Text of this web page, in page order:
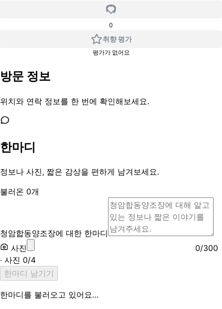
0
취향 평가
평가가 없어요
방문 정보
위치와 연락 정보를 한 번에 확인해보세요.
한마디
정보나 사진, 짧은 감상을 편하게 남겨보세요.
불러온 0개
청암합동양조장에 대한 한마디
사진
0/300
· 사진 0/4
한마디 남기기
한마디를 불러오고 있어요…